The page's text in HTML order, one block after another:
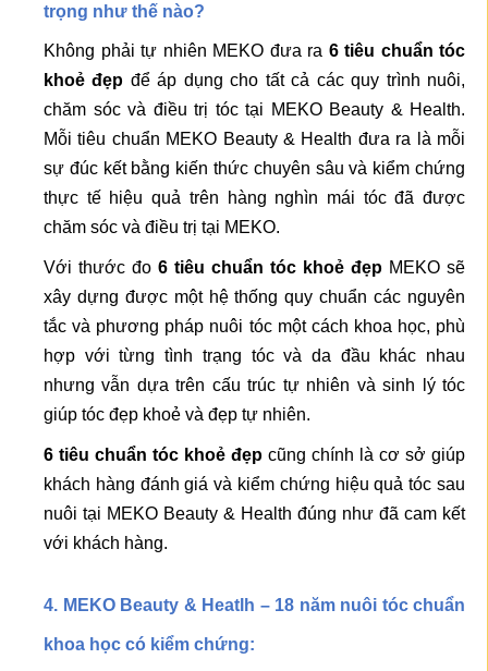
trọng như thế nào?
Không phải tự nhiên MEKO đưa ra 6 tiêu chuẩn tóc
khoẻ đẹp để áp dụng cho tất cả các quy trình nuôi,
chăm sóc và điều trị tóc tại MEKO Beauty & Health.
Mỗi tiêu chuẩn MEKO Beauty & Health đưa ra là mỗi
sự đúc kết bằng kiến thức chuyên sâu và kiểm chứng
thực tế hiệu quả trên hàng nghìn mái tóc đã được
chăm sóc và điều trị tại MEKO.
Với thước đo 6 tiêu chuẩn tóc khoẻ đẹp MEKO sẽ
xây dựng được một hệ thống quy chuẩn các nguyên
tắc và phương pháp nuôi tóc một cách khoa học, phù
hợp với từng tình trạng tóc và da đầu khác nhau
nhưng vẫn dựa trên cấu trúc tự nhiên và sinh lý tóc
giúp tóc đẹp khoẻ và đẹp tự nhiên.
6 tiêu chuẩn tóc khoẻ đẹp cũng chính là cơ sở giúp
khách hàng đánh giá và kiểm chứng hiệu quả tóc sau
nuôi tại MEKO Beauty & Health đúng như đã cam kết
với khách hàng.
4. MEKO Beauty & Heatlh – 18 năm nuôi tóc chuẩn
khoa học có kiểm chứng: